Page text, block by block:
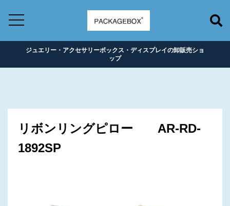
ジュエリー・アクセサリーボックス・ディスプレイの卸販売ショ
ップ
リボンリングピロー AR-RD-
1892SP